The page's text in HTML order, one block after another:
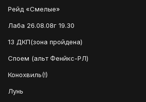
Рейд «Смелые»
Лаба 26.08.08г 19.30
13 ДКП(зона пройдена)
Споем (альт Фенйкс-РЛ)
Конохвиль(!)
Лунь